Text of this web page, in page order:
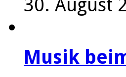
30. August
Musik